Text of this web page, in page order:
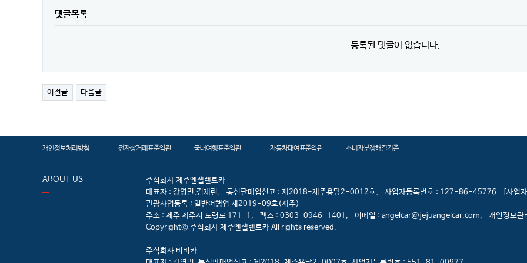
댓글목록
등록된 댓글이 없습니다.
이전글 다음글
개인정보처리방침 전자상거래표준약관 국내여행표준약관 자동차대여표준약관 소비자분쟁해결기준
ABOUT US
주식회사 제주엔젤렌트카
대표자 : 강영민,김재린,
통신판매업신고 : 제2018-제주용담2-0012호, 사업자등록번호 : 127-86-45776
[사업
관광사업등록 : 일반여행업 제2019-09호(제주)
주소 : 제주 제주시 도령로 171-1,
팩스 : 0303-0946-1401, 이메일 : angelcar@jejuangelcar.com,
개인정보관
Copyright© 주식회사 제주엔젤렌트카 All rights reserved.
주식회사 비비카